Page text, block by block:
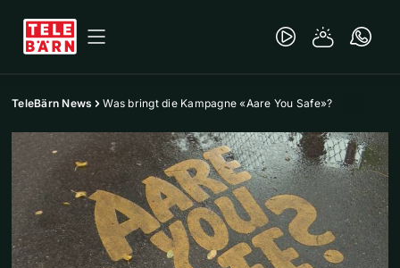
TeleBärn News Was bringt die Kampagne «Aare You Safe»?